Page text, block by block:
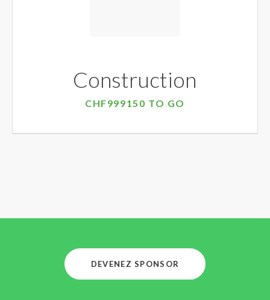
Construction
CHF999150 TO GO
DEVENEZ SPONSOR